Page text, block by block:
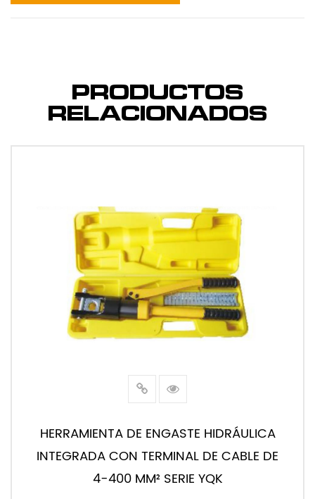
PRODUCTOS
RELACIONADOS
HERRAMIENTA DE ENGASTE HIDRÁULICA
INTEGRADA CON TERMINAL DE CABLE DE
4-400 MM² SERIE YQK